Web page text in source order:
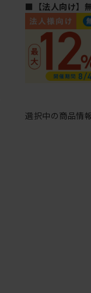
■【法人向け】
選択中の商品情